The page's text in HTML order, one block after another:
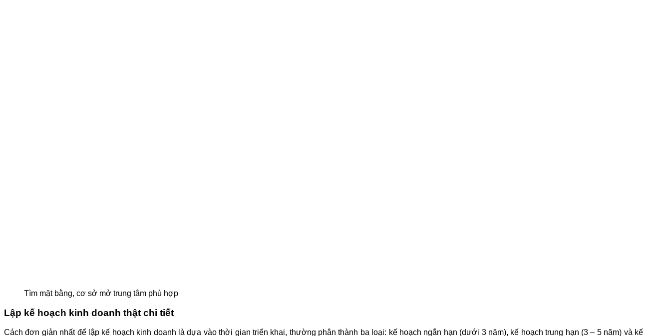
Tìm mặt bằng, cơ sở mở trung tâm phù hợp
Lập kế hoạch kinh doanh thật chi tiết
Cách đơn giản nhất để lập kế hoạch kinh doanh là dựa vào thời gian triển khai, thường phân thành ba loại: kế hoạch ngắn hạn (dưới 3 năm), kế hoạch trung hạn (3 – 5 năm) và kế